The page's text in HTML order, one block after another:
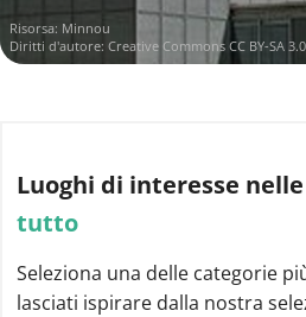
Risorsa: Minnou
Diritti d'autore: Creative Commons CC BY-SA 3.0
Luoghi di interesse
tutto
Seleziona una delle categorie
lasciati ispirare dalla nostra